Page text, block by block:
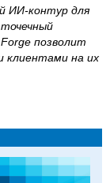
ИИ-контур для
позволит
клиентами на их